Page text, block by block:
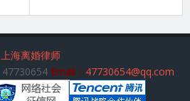
上海离婚律师
47730654 Email： 47730654@qq.com